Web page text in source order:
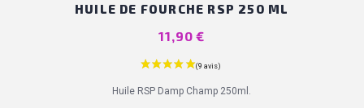
HUILE DE FOURCHE RSP 250 ML
Prix
11,90 €
Huile RSP Damp Champ 250ml.